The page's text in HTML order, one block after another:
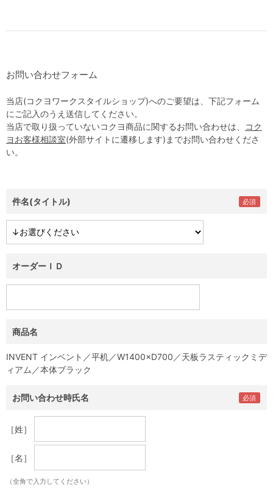
お問い合わせフォーム
当店(コクヨワークスタイルショップ)へのご要望は、下記フォーム
にご記入のうえ送信してください。
当店で取り扱っていないコクヨ商品に関するお問い合わせは、
コク
ヨお客様相談室(外部サイトに遷移します)までお問い合わせくださ
い。
件名(タイトル)
オーダーＩＤ
商品名
INVENT インベント／平机／W1400×D700／天板ラスティックミデ
ィアム／本体ブラック
お問い合わせ時氏名
［姓］
［名］
（全角で入力してください）